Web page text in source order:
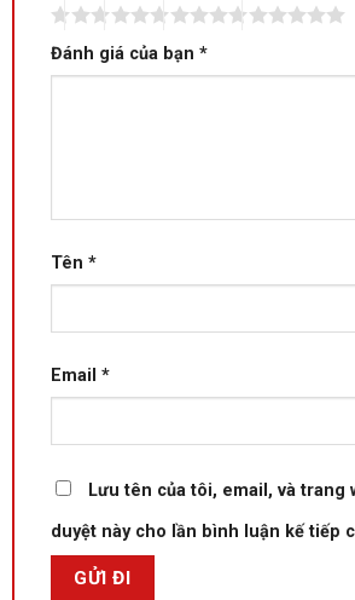
Đánh giá của bạn *
Tên *
Email *
Lưu tên của tôi, email, và trang
duyệt này cho lần bình luận kế tiếp